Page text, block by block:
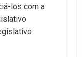
los com a